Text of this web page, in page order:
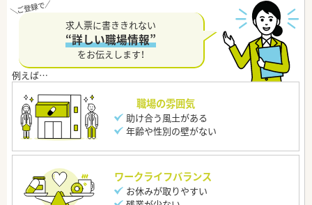
求人票に書ききれない
“詳しい職場情報”
をお伝えします！
職場の雰囲気
助け合う風土がある
年齢や性別の壁がない
ワークライフバランス
お休みが取りやすい